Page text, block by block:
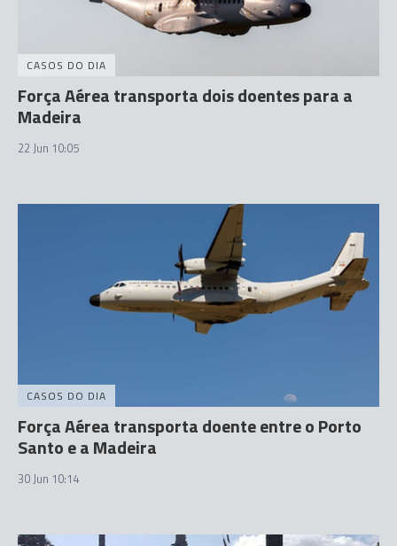
CASOS DO DIA
Força Aérea transporta dois doentes para a
Madeira
22 Jun 10:05
CASOS DO DIA
Força Aérea transporta doente entre o Porto
Santo e a Madeira
30 Jun 10:14